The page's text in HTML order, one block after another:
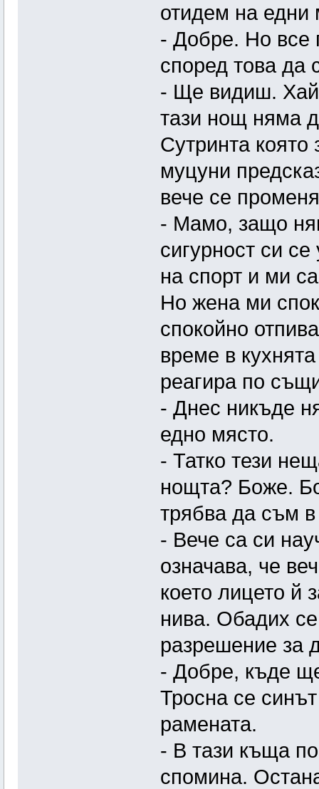
отидем на едни
- Добре. Но все
според това да
- Ще видиш.
тази нощ няма
Сутринта която
муцуни
вече се
- Мамо, защо
сигурност си
на спорт и ми
Но жена ми
спокойно
време в
реагира по
- Днес никъде
едно място.
- Татко тези
нощта? Боже.
трябва да съм
- Вече са си
означава, че
което лицето й
нива. Обадих
разрешение за
- Добре, къде
Тросна се
рамената.
- В тази къща
спомина.